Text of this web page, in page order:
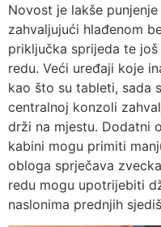
Novost je lakše
zahvaljujući hlađenom
priključka sprijeda te
redu. Veći uređaji koje
kao što su tableti, sada
centralnoj konzoli
drži na mjestu. Dodatni
kabini mogu primiti
obloga sprječava
redu mogu upotrijebiti
naslonima prednjih